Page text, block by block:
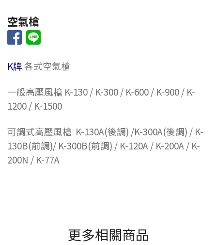
空氣槍
K牌各式空氣槍
一般高壓風槍 K-130 / K-300 / K-600 / K-900 / K-
1200 / K-1500
可調式高壓風槍 K-130A(後調) /K-300A(後調) / K-
130B(前調)/ K-300B(前調) / K-120A / K-200A / K-
200N / K-77A
更多相關商品